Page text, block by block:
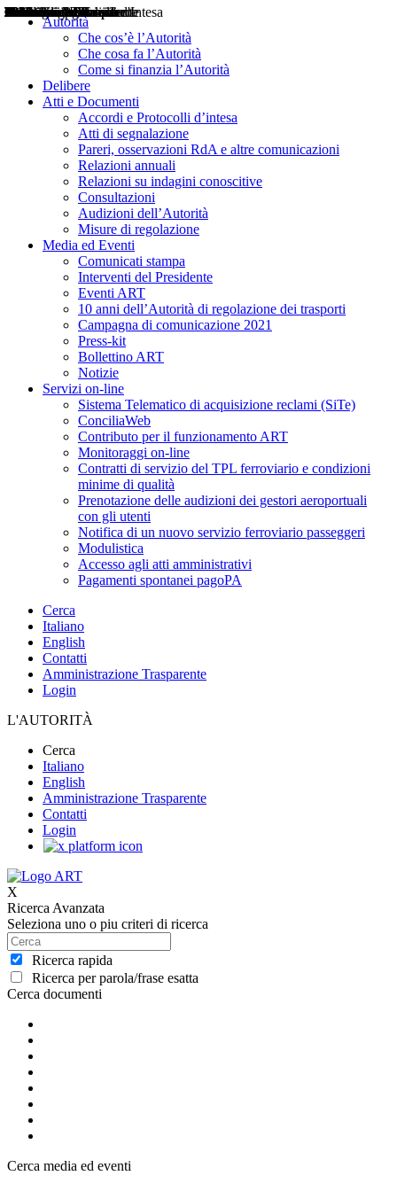
Autorità
Che cos’è l’Autorità
Che cosa fa l’Autorità
Come si finanzia l’Autorità
Delibere
Atti e Documenti
Accordi e Protocolli d’intesa
Atti di segnalazione
Pareri, osservazioni RdA e altre comunicazioni
Relazioni annuali
Relazioni su indagini conoscitive
Consultazioni
Audizioni dell’Autorità
Misure di regolazione
Media ed Eventi
Comunicati stampa
Interventi del Presidente
Eventi ART
10 anni dell’Autorità di regolazione dei trasporti
Campagna di comunicazione 2021
Press-kit
Bollettino ART
Notizie
Servizi on-line
Sistema Telematico di acquisizione reclami (SiTe)
ConciliaWeb
Contributo per il funzionamento ART
Monitoraggi on-line
Contratti di servizio del TPL ferroviario e condizioni
minime di qualità
Prenotazione delle audizioni dei gestori aeroportuali
con gli utenti
Notifica di un nuovo servizio ferroviario passeggeri
Modulistica
Accesso agli atti amministrativi
Pagamenti spontanei pagoPA
Cerca
Italiano
English
Contatti
Amministrazione Trasparente
Login
L'AUTORITÀ
Cerca
Italiano
English
Amministrazione Trasparente
Contatti
Login
X
Ricerca Avanzata
Seleziona uno o piu criteri di ricerca
Ricerca rapida
Ricerca per parola/frase esatta
Cerca documenti
Delibere
Pareri
Consultazioni
Audizioni
Atti di Segnalazione
Accordi e Protocolli d'Intesa
Relazioni annuali
Misure di regolazione
Cerca media ed eventi
Notizie
Comunicati Stampa
Bollettini ART
Convegni ART
Interviste del Presidente
Articoli in primo piano
Interventi del Presidente
2004
2005
2010
2013
2014
2015
2016
2017
2018
2019
202
2020
2021
2022
2023
2024
2025
2026
Aereo
Marittimo
Terrestre